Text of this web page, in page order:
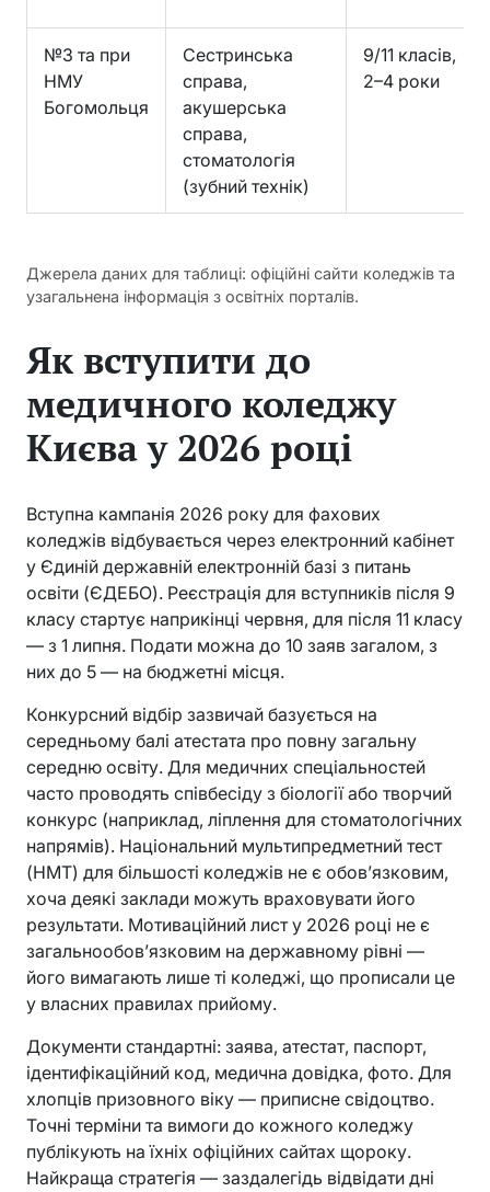
№3 та при
НМУ
Богомольця
Сестринська
справа,
акушерська
справа,
стоматологія
(зубний технік)
9/11 класів,
2–4 роки
Джерела даних для таблиці: офіційні сайти коледжів та
узагальнена інформація з освітніх порталів.
Як вступити до
медичного коледжу
Києва у 2026 році
Вступна кампанія 2026 року для фахових
коледжів відбувається через електронний кабінет
у Єдиній державній електронній базі з питань
освіти (ЄДЕБО). Реєстрація для вступників після 9
класу стартує наприкінці червня, для після 11 класу
— з 1 липня. Подати можна до 10 заяв загалом, з
них до 5 — на бюджетні місця.
Конкурсний відбір зазвичай базується на
середньому балі атестата про повну загальну
середню освіту. Для медичних спеціальностей
часто проводять співбесіду з біології або творчий
конкурс (наприклад, ліплення для стоматологічних
напрямів). Національний мультипредметний тест
(НМТ) для більшості коледжів не є обов’язковим,
хоча деякі заклади можуть враховувати його
результати. Мотиваційний лист у 2026 році не є
загальнообов’язковим на державному рівні —
його вимагають лише ті коледжі, що прописали це
у власних правилах прийому.
Документи стандартні: заява, атестат, паспорт,
ідентифікаційний код, медична довідка, фото. Для
хлопців призовного віку — приписне свідоцтво.
Точні терміни та вимоги до кожного коледжу
публікують на їхніх офіційних сайтах щороку.
Найкраща стратегія — заздалегідь відвідати дні